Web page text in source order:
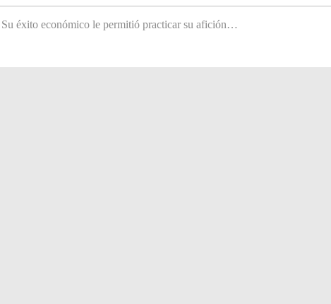
éxito económico le permitió practicar su afición…